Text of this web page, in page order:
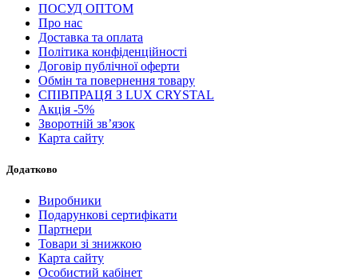
ПОСУД ОПТОМ
Про нас
Доставка та оплата
Політика конфіденційності
Договір публічної оферти
Обмін та повернення товару
СПІВПРАЦЯ З LUX CRYSTAL
Акція -5%
Зворотній зв’язок
Карта сайту
Додатково
Виробники
Подарункові сертифікати
Партнери
Товари зі знижкою
Карта сайту
Особистий кабінет